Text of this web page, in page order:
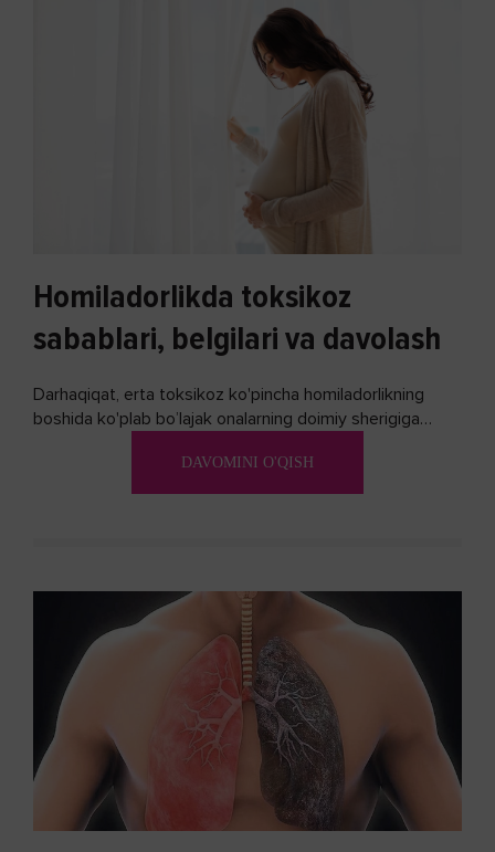
Homiladorlikda toksikoz
sabablari, belgilari va davolash
Darhaqiqat, erta toksikoz ko'pincha homiladorlikning
boshida ko'plab bo’lajak onalarning doimiy sherigiga
biron bir usuli bormi?DAVOMINI O'QISH